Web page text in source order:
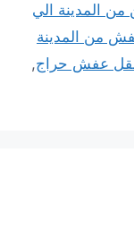
المدينة الي
من المدينة
عفش حراج,